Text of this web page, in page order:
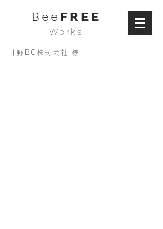
Bee FREE
Works
​中野BC株式会社 様